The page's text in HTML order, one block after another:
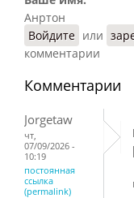
Анртон
Войдите или
комментарии
Комментарии
Jorgetaw
чт,
07/09/2026 -
10:19
постоянная
ссылка
(permalink)